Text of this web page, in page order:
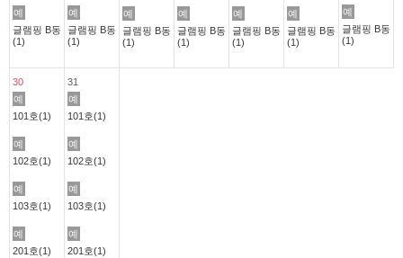
예
글램핑 B동
(1)
예
글램핑 B동
(1)
예
글램핑 B동
(1)
예
글램핑 B동
(1)
예
글램핑 B동
(1)
예
글램핑 B동
(1)
예
글램핑 B동
(1)
30
예
101호(1)
예
102호(1)
예
103호(1)
예
201호(1)
31
예
101호(1)
예
102호(1)
예
103호(1)
예
201호(1)